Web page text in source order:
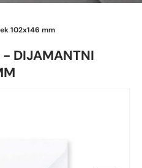
102x146 mm
- DIJAMANTNI